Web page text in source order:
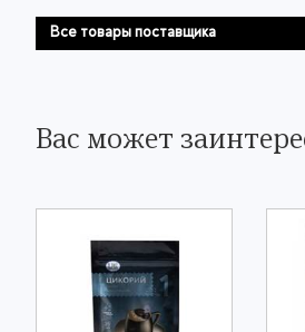
Все товары поставщика
Вас может